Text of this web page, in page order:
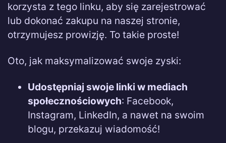
korzysta z tego linku, aby się zarejestrować
lub dokonać zakupu na naszej stronie,
otrzymujesz prowizję. To takie proste!
Oto, jak maksymalizować swoje zyski:
Udostępniaj swoje linki w mediach
społecznościowych: Facebook,
Instagram, LinkedIn, a nawet na swoim
blogu, przekazuj wiadomość!